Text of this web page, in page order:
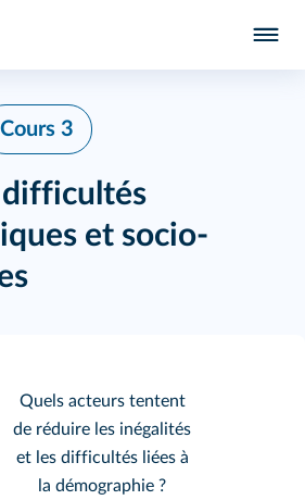
Cours 3
difficultés
et socio-
Quels acteurs tentent
de réduire les inégalités
et les difficultés liées à
la démographie ?